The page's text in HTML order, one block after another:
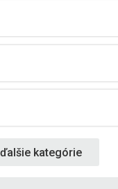
kategórie